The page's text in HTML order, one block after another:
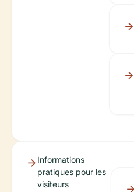
Informations
pratiques pour les
visiteurs